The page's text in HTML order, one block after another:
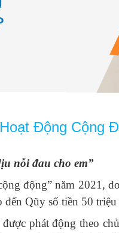
Động Cộng
nỗi đau cho em”
động” năm 2021,
đến Qũy số tiền 50
phát động theo